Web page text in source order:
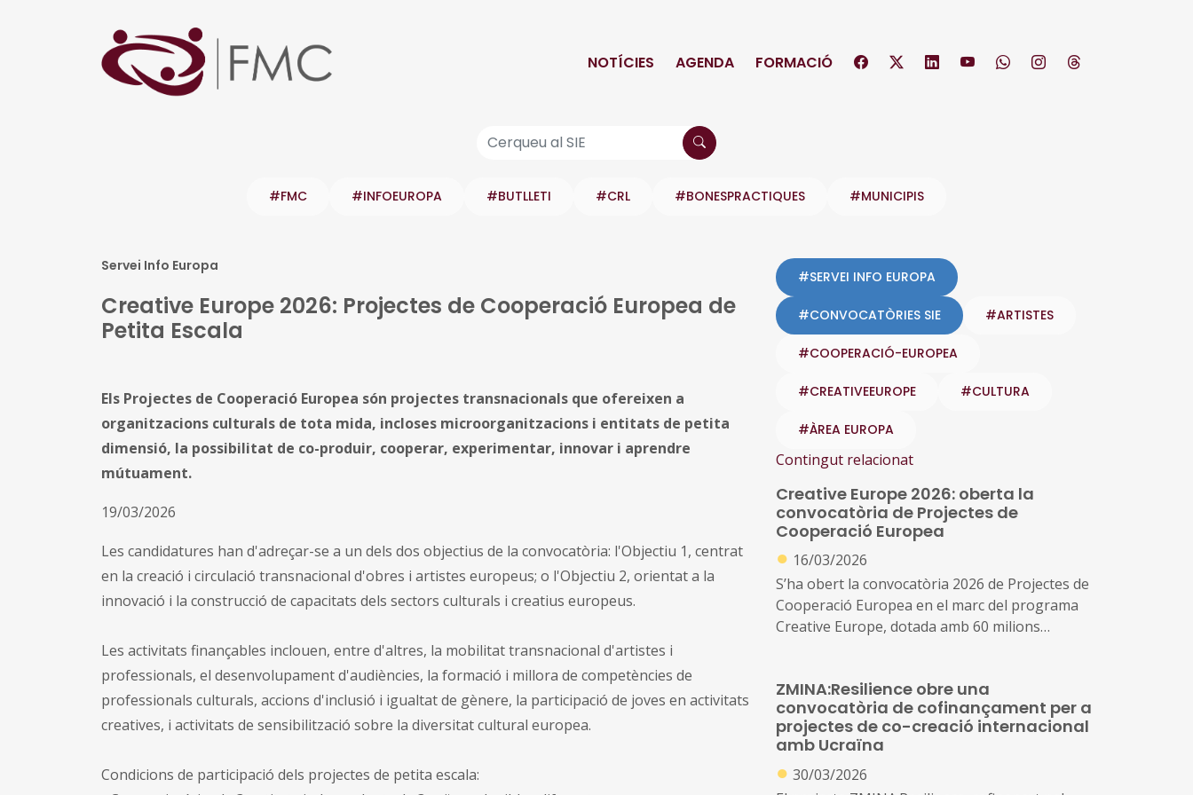
NOTÍCIES AGENDA FORMACIÓ
#FMC #INFOEUROPA #BUTLLETI #CRL #BONESPRACTIQUES #MUNICIPIS
Servei Info Europa
Creative Europe 2026: Projectes de Cooperació Europea de
Petita Escala
Els Projectes de Cooperació Europea són projectes transnacionals que ofereixen a
organitzacions culturals de tota mida, incloses microorganitzacions i entitats de petita
dimensió, la possibilitat de co-produir, cooperar, experimentar, innovar i aprendre
mútuament.
19/03/2026
Les candidatures han d'adreçar-se a un dels dos objectius de la convocatòria: l'Objectiu 1, centrat
en la creació i circulació transnacional d'obres i artistes europeus; o l'Objectiu 2, orientat a la
innovació i la construcció de capacitats dels sectors culturals i creatius europeus.
Les activitats finançables inclouen, entre d'altres, la mobilitat transnacional d'artistes i
professionals, el desenvolupament d'audiències, la formació i millora de competències de
professionals culturals, accions d'inclusió i igualtat de gènere, la participació de joves en activitats
creatives, i activitats de sensibilització sobre la diversitat cultural europea.
Condicions de participació dels projectes de petita escala:
#SERVEI INFO EUROPA
#CONVOCATÒRIES SIE #ARTISTES
#COOPERACIÓ-EUROPEA
#CREATIVEEUROPE #CULTURA
#ÀREA EUROPA
Contingut relacionat
Creative Europe 2026: oberta la
convocatòria de Projectes de
Cooperació Europea
● 16/03/2026
S’ha obert la convocatòria 2026 de Projectes de
Cooperació Europea en el marc del programa
Creative Europe, dotada amb 60 milions
sectors culturals i creatius europeus.
ZMINA:Resilience obre una
convocatòria de cofinançament per a
projectes de co-creació internacional
amb Ucraïna
● 30/03/2026